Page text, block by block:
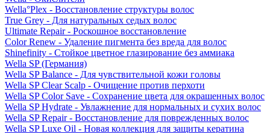
Wella°Plex - Восстановление структуры волос
True Grey - Для натуральных седых волос
Ultimate Repair - Роскошное восстановление
Color Renew - Удаление пигмента без вреда для волос
Shinefinity - Стойкое цветное глазирование без аммиака
Wella SP (Германия)
Wella SP Balance - Для чувствительной кожи головы
Wella SP Clear Scalp - Очищение против перхоти
Wella SP Color Save - Сохранение цвета для окрашенных волос
Wella SP Hydrate - Увлажнение для нормальных и сухих волос
Wella SP Repair - Восстановление для поврежденных волос
Wella SP Luxe Oil - Новая коллекция для защиты кератина